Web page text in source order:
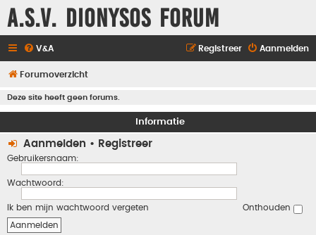
A.S.V. Dionysos Forum
V&A Aanmelden
Registreer
Forumoverzicht
Deze site heeft geen forums.
Informatie
Aanmelden • Registreer
Gebruikersnaam:
Wachtwoord:
Ik ben mijn wachtwoord vergeten Onthouden